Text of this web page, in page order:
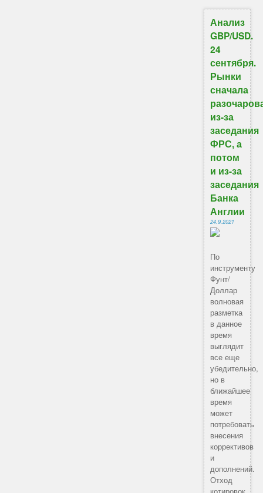
Анализ
GBP/USD.
24
сентября.
Рынки
сначала
из-за
заседания
ФРС, а
потом
и из-за
заседания
Банка
Англии
24.9.2021
По
инструменту
Фунт/
Доллар
волновая
разметка
в данное
время
выглядит
все еще
убедительно,
но в
ближайшее
время
может
потребовать
внесения
коррективов
и
дополнений.
Отход